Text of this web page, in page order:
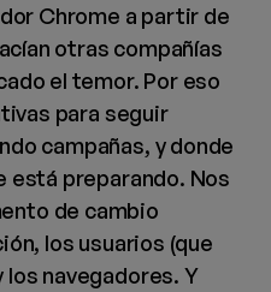
Chrome a partir de
otras compañías
el temor. Por eso
para seguir
campañas, y donde
está preparando. Nos
de cambio
los usuarios (que
los navegadores. Y